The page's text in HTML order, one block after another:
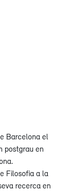
Barcelona el
postgrau en
Filosofia a la
recerca en